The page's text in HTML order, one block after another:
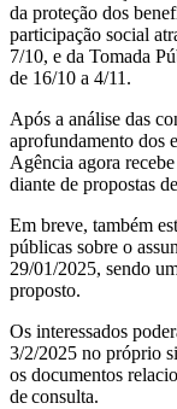
da proteção dos
participação social
7/10, e da Tomada
de 16/10 a 4/11.
Após a análise das
aprofundamento dos
Agência agora
diante de propostas
Em breve, também
públicas sobre o
29/01/2025, sendo
proposto.
Os interessados
3/2/2025 no próprio
os documentos
de consulta.